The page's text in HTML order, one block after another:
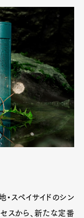
・スペイサイドのシン
スから、新たな定番